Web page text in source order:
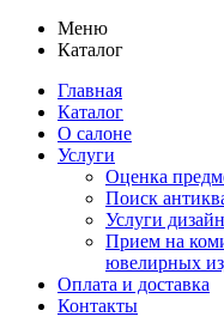
Меню
Каталог
Главная
Каталог
О салоне
Услуги
Оценка
Поиск
Услуги
Прием на
ювелирных
Оплата и доставка
Контакты